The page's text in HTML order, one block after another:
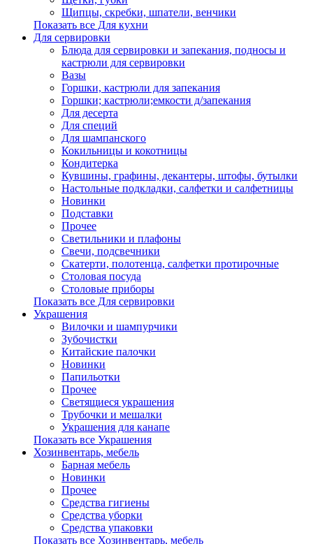
Щипцы, скребки, шпатели, венчики
Показать все Для кухни
Для сервировки
Блюда для сервировки и запекания, подносы и
кастрюли для сервировки
Вазы
Горшки, кастрюли для запекания
Горшки; кастрюли;емкости д/запекания
Для десерта
Для специй
Для шампанского
Кокильницы и кокотницы
Кондитерка
Кувшины, графины, декантеры, штофы, бутылки
Настольные подкладки, салфетки и салфетницы
Новинки
Подставки
Прочее
Светильники и плафоны
Свечи, подсвечники
Скатерти, полотенца, салфетки протирочные
Столовая посуда
Столовые приборы
Показать все Для сервировки
Украшения
Вилочки и шампурчики
Зубочистки
Китайские палочки
Новинки
Папильотки
Прочее
Светящиеся украшения
Трубочки и мешалки
Украшения для канапе
Показать все Украшения
Хозинвентарь, мебель
Барная мебель
Новинки
Прочее
Средства гигиены
Средства уборки
Средства упаковки
Показать все Хозинвентарь, мебель